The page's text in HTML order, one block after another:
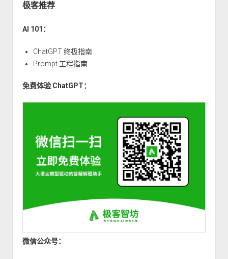
极客推荐
AI 101：
ChatGPT 终极指南
Prompt 工程指南
免费体验 ChatGPT：
微信公众号：